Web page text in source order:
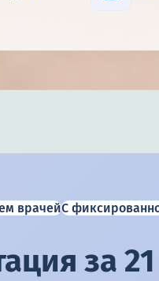
врачейС
за